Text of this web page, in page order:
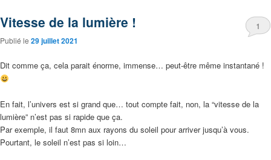
Vitesse de la lumière !
Publié le 29 juillet 2021
1
Dit comme ça, cela parait énorme, immense… peut-être même instantané !
En fait, l’univers est si grand que… tout compte fait, non, la “vitesse de la
lumière” n’est pas si rapide que ça.
Par exemple, il faut 8mn aux rayons du soleil pour arriver jusqu’à vous.
Pourtant, le soleil n’est pas si loin…